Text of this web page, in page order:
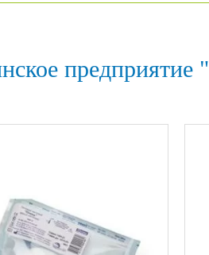
и мед.учреждений
техники
предприятие